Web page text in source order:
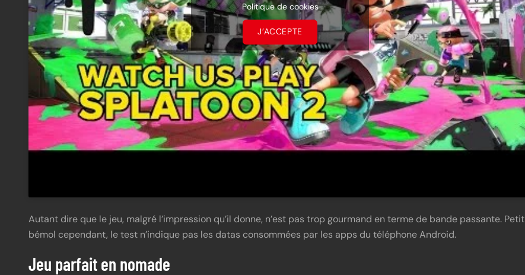
Politique de cookies
J’ACCEPTE
Autant dire que le jeu, malgré l’impression qu’il donne, n’est pas trop gourmand en terme de bande passante. Petit
bémol cependant, le test n’indique pas les datas consommées par les apps du téléphone Android.
Jeu parfait en nomade